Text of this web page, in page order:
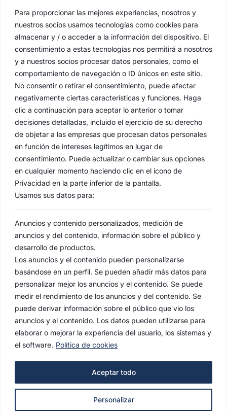
Para proporcionar las mejores experiencias, nosotros y
nuestros socios usamos tecnologías como cookies para
almacenar y / o acceder a la información del dispositivo. El
consentimiento a estas tecnologías nos permitirá a nosotros
y a nuestros socios procesar datos personales, como el
comportamiento de navegación o ID únicos en este sitio.
No consentir o retirar el consentimiento, puede afectar
negativamente ciertas características y funciones. Haga
clic a continuación para aceptar lo anterior o tomar
decisiones detalladas, incluido el ejercicio de su derecho
de objetar a las empresas que procesan datos personales
en función de intereses legítimos en lugar de
consentimiento. Puede actualizar o cambiar sus opciones
en cualquier momento haciendo clic en el icono de
Privacidad en la parte inferior de la pantalla.
Usamos sus datos para:
Anuncios y contenido personalizados, medición de
anuncios y del contenido, información sobre el público y
desarrollo de productos.
Los anuncios y el contenido pueden personalizarse
basándose en un perfil. Se pueden añadir más datos para
personalizar mejor los anuncios y el contenido. Se puede
medir el rendimiento de los anuncios y del contenido. Se
puede derivar información sobre el público que vio los
anuncios y el contenido. Los datos pueden utilizarse para
elaborar o mejorar la experiencia del usuario, los sistemas y
el software. Política de cookies
Personalizar
Aceptar todo
AVISO LEGAL
POLÍTICA DE PRIVACIDAD
POLÍTICA DE COOKIES